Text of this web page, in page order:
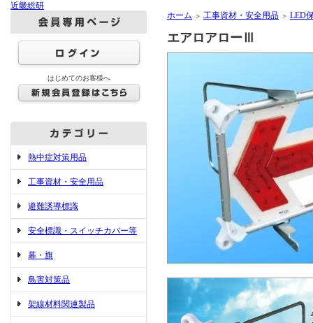
近畿総研
はじめてのお客様へ
熱中症対策用品
工事資材・安全用品
避難誘導標識
安全標識・スイッチカバー等
幕・旗
鳥害対策品
架線材料関連製品
ホーム ＞ 工事資材・安全用品 ＞ LED
エアロアローⅢ